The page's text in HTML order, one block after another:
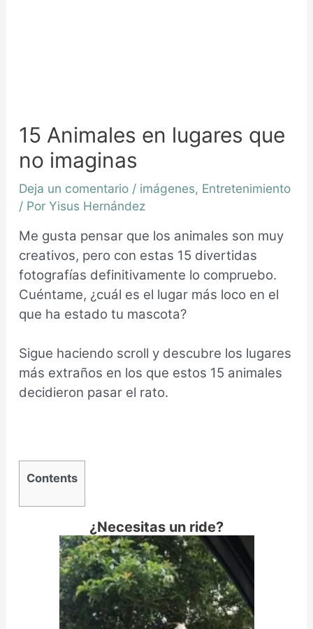
15 Animales en lugares que
no imaginas
Deja un comentario / imágenes, Entretenimiento
/ Por Yisus Hernández
Me gusta pensar que los animales son muy
creativos, pero con estas 15 divertidas
fotografías definitivamente lo compruebo.
Cuéntame, ¿cuál es el lugar más loco en el
que ha estado tu mascota?
Sigue haciendo scroll y descubre los lugares
más extraños en los que estos 15 animales
decidieron pasar el rato.
Contents
¿Necesitas un ride?